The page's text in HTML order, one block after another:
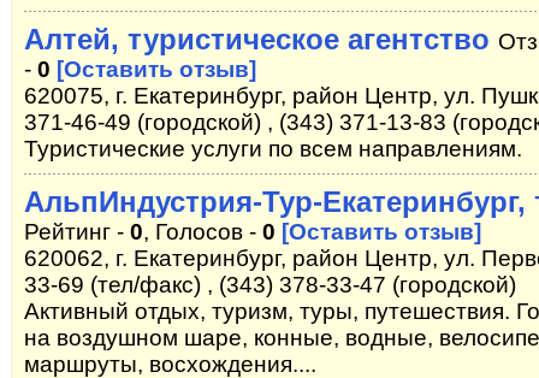
Алтей, туристическое агентство
- 0 [Оставить отзыв]
620075, г. Екатеринбург, район Центр, ул.
371-46-49 (городской) , (343) 371-13-83
Туристические услуги по всем направлениям.
АльпИндустрия-Тур-Екатеринбург,
Рейтинг - 0, Голосов - 0 [Оставить отзыв]
620062, г. Екатеринбург, район Центр, ул.
33-69 (тел/факс) , (343) 378-33-47 (городской)
Активный отдых, туризм, туры, путешествия.
на воздушном шаре, конные, водные,
маршруты, восхождения....